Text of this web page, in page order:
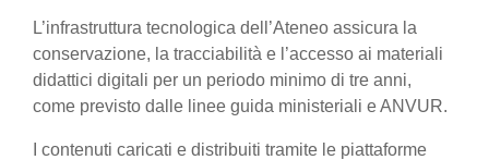
L’infrastruttura tecnologica dell’Ateneo assicura la
conservazione, la tracciabilità e l’accesso ai materiali
didattici digitali per un periodo minimo di tre anni,
come previsto dalle linee guida ministeriali e ANVUR.
I contenuti caricati e distribuiti tramite le piattaforme